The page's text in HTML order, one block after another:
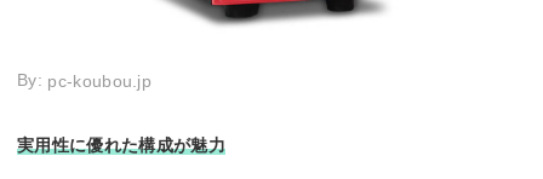
By: pc-koubou.jp
実用性に優れた構成が魅力